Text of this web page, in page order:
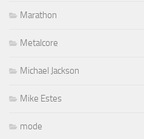
Marathon
Metalcore
Michael Jackson
Mike Estes
mode